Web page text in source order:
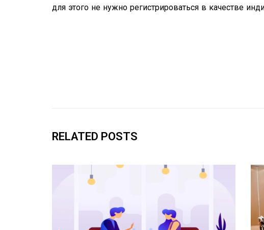
для этого не нужно регистрироваться в качестве
RELATED POSTS